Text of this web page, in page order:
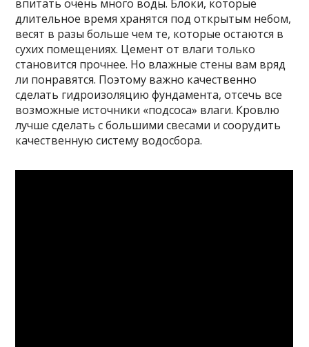
впитать очень много воды. Блоки, которые
длительное время хранятся под открытым небом,
весят в разы больше чем те, которые остаются в
сухих помещениях. Цемент от влаги только
становится прочнее. Но влажные стены вам вряд
ли понравятся. Поэтому важно качественно
сделать гидроизоляцию фундамента, отсечь все
возможные источники «подсоса» влаги. Кровлю
лучше сделать с большими свесами и соорудить
качественную систему водосбора.